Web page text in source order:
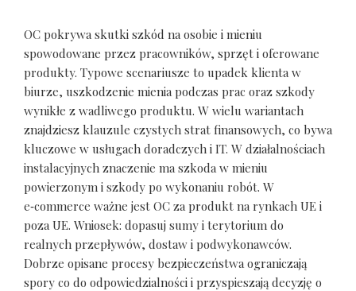
OC pokrywa skutki szkód na osobie i mieniu
spowodowane przez pracowników, sprzęt i oferowane
produkty. Typowe scenariusze to upadek klienta w
biurze, uszkodzenie mienia podczas prac oraz szkody
wynikłe z wadliwego produktu. W wielu wariantach
znajdziesz klauzule czystych strat finansowych, co bywa
kluczowe w usługach doradczych i IT. W działalnościach
instalacyjnych znaczenie ma szkoda w mieniu
powierzonym i szkody po wykonaniu robót. W
e‑commerce ważne jest OC za produkt na rynkach UE i
poza UE. Wniosek: dopasuj sumy i terytorium do
realnych przepływów, dostaw i podwykonawców.
Dobrze opisane procesy bezpieczeństwa ograniczają
spory co do odpowiedzialności i przyspieszają decyzję o